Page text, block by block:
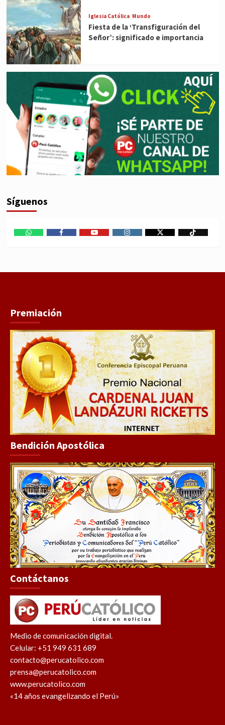
Iglesia Católica Mundo
Fiesta de la ‘Transfiguración del
Señor’: significado e importancia
Síguenos
Premiación
Bendición Apostólica
Contáctanos
Medio de comunicación digital.
Celular: +51 949 631 689
contacto@perucatolico.com
prensa@perucatolico.com
www.perucatolico.com
«14 años evangelizando el Perú»